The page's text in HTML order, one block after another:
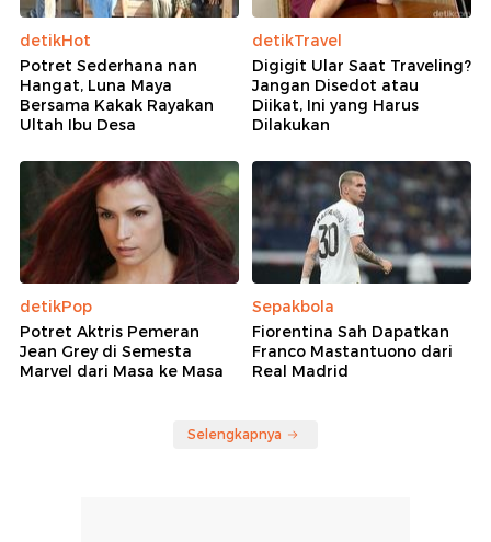
detikHot
Potret Sederhana nan
Hangat, Luna Maya
Bersama Kakak Rayakan
Ultah Ibu Desa
detikTravel
Digigit Ular Saat Traveling?
Jangan Disedot atau
Diikat, Ini yang Harus
Dilakukan
detikPop
Potret Aktris Pemeran
Jean Grey di Semesta
Marvel dari Masa ke Masa
Sepakbola
Fiorentina Sah Dapatkan
Franco Mastantuono dari
Real Madrid
Selengkapnya